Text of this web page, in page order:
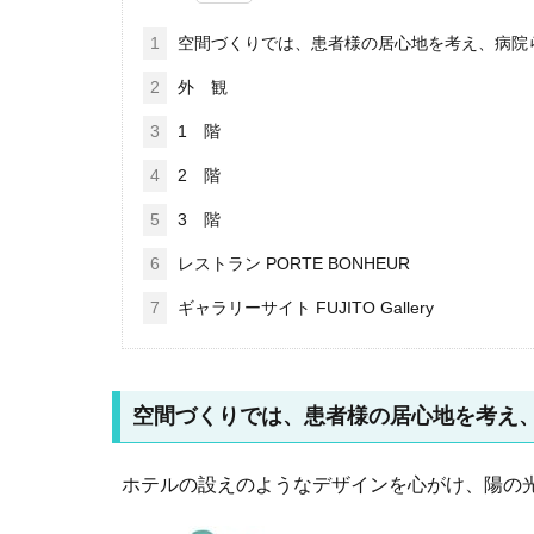
1 空間づくりでは、患者様の居心地を考え、病
2 外 観
3 1 階
4 2 階
5 3 階
6 レストラン PORTE BONHEUR
7 ギャラリーサイト FUJITO Gallery
空間づくりでは、患者様の居心地を考え
ホテルの設えのようなデザインを心がけ、陽